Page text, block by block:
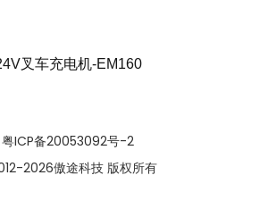
叉车充电机-EM160
粤ICP备20053092号-2
-2026傲途科技 版权所有